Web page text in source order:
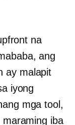
na
ang
ay malapit
iyong
mga tool,
maraming iba